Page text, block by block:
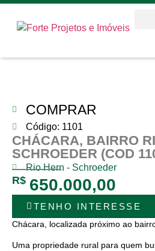
COMPRAR
Código: 1101
CHÁCARA, BAIRRO
SCHROEDER (COD
Rio Hern - Schroeder
R$ 650.000,00
TENHO INTERESSE
Chácara, localizada próximo ao
Uma propriedade rural para quem